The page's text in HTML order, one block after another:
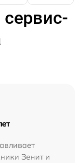
Зенит и